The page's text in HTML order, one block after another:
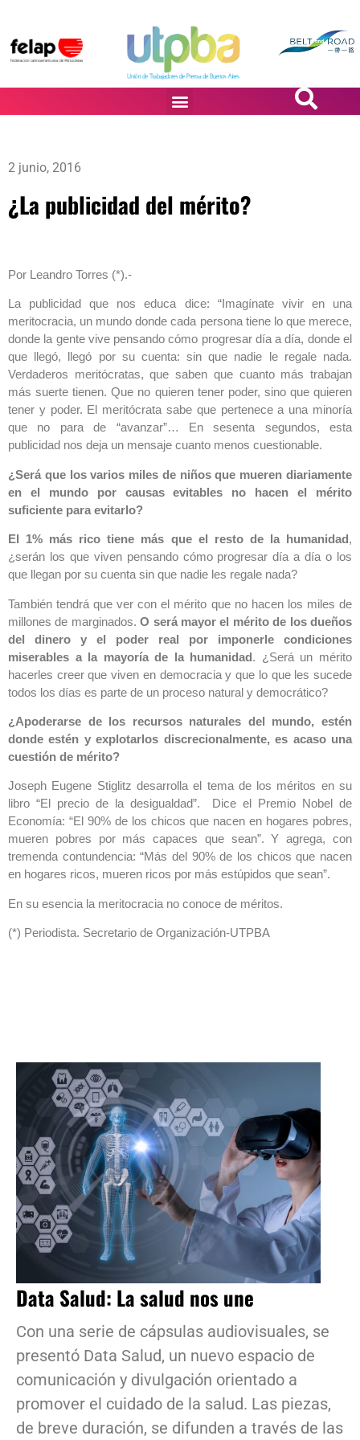
2 junio, 2016
¿La publicidad del mérito?
Por Leandro Torres (*).-
La publicidad que nos educa dice: “Imagínate vivir en una
meritocracia, un mundo donde cada persona tiene lo que merece,
donde la gente vive pensando cómo progresar día a día, donde el
que llegó, llegó por su cuenta: sin que nadie le regale nada.
Verdaderos meritócratas, que saben que cuanto más trabajan
más suerte tienen. Que no quieren tener poder, sino que quieren
tener y poder. El meritócrata sabe que pertenece a una minoría
que no para de “avanzar”… En sesenta segundos, esta
publicidad nos deja un mensaje cuanto menos cuestionable.
¿Será que los varios miles de niños que mueren diariamente
en el mundo por causas evitables no hacen el mérito
suficiente para evitarlo?
El 1% más rico tiene más que el resto de la humanidad,
¿serán los que viven pensando cómo progresar día a día o los
que llegan por su cuenta sin que nadie les regale nada?
También tendrá que ver con el mérito que no hacen los miles de
millones de marginados.O será mayor el mérito de los dueños
del dinero y el poder real por imponerle condiciones
miserables a la mayoría de la humanidad. ¿Será un mérito
hacerles creer que viven en democracia y que lo que les sucede
todos los días es parte de un proceso natural y democrático?
¿Apoderarse de los recursos naturales del mundo, estén
donde estén y explotarlos discrecionalmente, es acaso una
cuestión de mérito?
Joseph Eugene Stiglitz desarrolla el tema de los méritos en su
libro “El precio de la desigualdad”. Dice el Premio Nobel de
Economía: “El 90% de los chicos que nacen en hogares pobres,
mueren pobres por más capaces que sean”. Y agrega, con
tremenda contundencia: “Más del 90% de los chicos que nacen
en hogares ricos, mueren ricos por más estúpidos que sean”.
En su esencia la meritocracia no conoce de méritos.
(*) Periodista. Secretario de Organización-UTPBA
Data Salud: La salud nos une
Con una serie de cápsulas audiovisuales, se
presentó Data Salud, un nuevo espacio de
comunicación y divulgación orientado a
promover el cuidado de la salud. Las piezas,
de breve duración, se difunden a través de las